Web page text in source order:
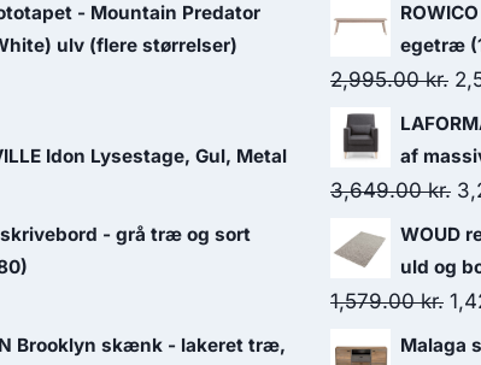
- Mountain Predator
ulv (flere størrelser)
Idon Lysestage, Gul, Metal
- grå træ og sort
Brooklyn skænk - lakeret træ,
egetræ
2,995.00kr.
af
3,649.00kr.
WOUD
uld og
1,579.00kr.
Malaga